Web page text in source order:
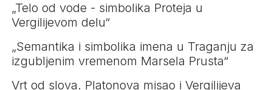
„Telo od vode - simbolika Proteja u
Vergilijevom delu“
„Semantika i simbolika imena u Traganju za
izgubljenim vremenom Marsela Prusta“
Vrt od slova. Platonova misao i Vergilijeva